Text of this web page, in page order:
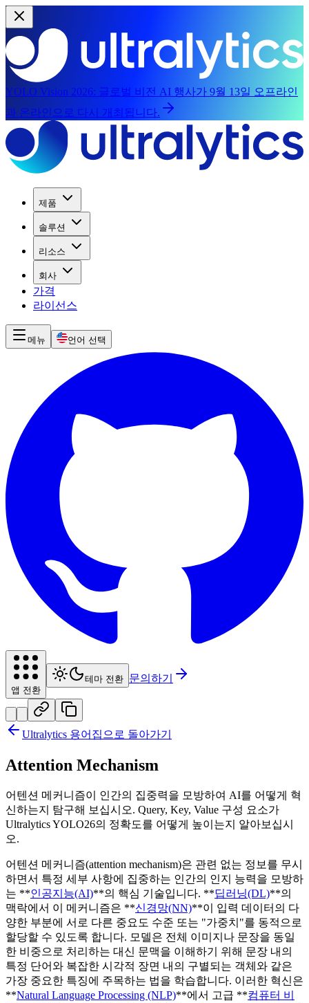
YOLO Vision 2026: 글로벌 비전 AI 행사가 9월 13일 오프라인
과 온라인으로 다시 개최됩니다.
제품
솔루션
리소스
회사
가격
라이선스
메뉴 언어 선택
앱 전환
테마 전환 문의하기
Ultralytics 용어집으로 돌아가기
Attention Mechanism
어텐션 메커니즘이 인간의 집중력을 모방하여 AI를 어떻게 혁
신하는지 탐구해 보십시오. Query, Key, Value 구성 요소가
Ultralytics YOLO26의 정확도를 어떻게 높이는지 알아보십시
오.
어텐션 메커니즘(attention mechanism)은 관련 없는 정보를 무시
하면서 특정 세부 사항에 집중하는 인간의 인지 능력을 모방하
는 **인공지능(AI)**의 핵심 기술입니다. **딥러닝(DL)**의
맥락에서 이 메커니즘은 **신경망(NN)**이 입력 데이터의 다
양한 부분에 서로 다른 중요도 수준 또는 "가중치"를 동적으로
할당할 수 있도록 합니다. 모델은 전체 이미지나 문장을 동일
한 비중으로 처리하는 대신 문맥을 이해하기 위해 문장 내의
특정 단어와 복잡한 시각적 장면 내의 구별되는 객체와 같은
가장 중요한 특징에 주목하는 법을 학습합니다. 이러한 혁신은
**Natural Language Processing (NLP)**에서 고급 **컴퓨터 비